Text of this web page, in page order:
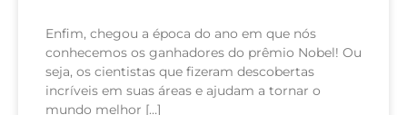
Enfim, chegou a época do ano em que nós
conhecemos os ganhadores do prêmio Nobel! Ou
seja, os cientistas que fizeram descobertas
incríveis em suas áreas e ajudam a tornar o
mundo melhor […]